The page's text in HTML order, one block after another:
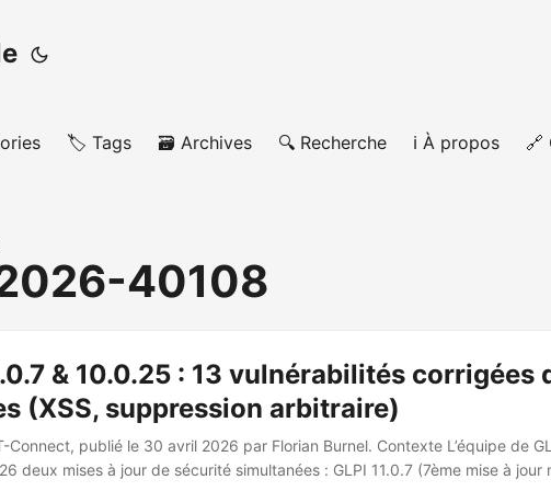
🏷️ Tags 🗃️ Archives 🔍 Recherche ℹ️ À propos 🔗
40108
& 10.0.25 : 13 vulnérabilités corrigées
(XSS, suppression arbitraire)
Connect, publié le 30 avril 2026 par Florian Burnel. Contexte L’équipe de
deux mises à jour de sécurité simultanées : GLPI 11.0.7 (7ème mise à jour